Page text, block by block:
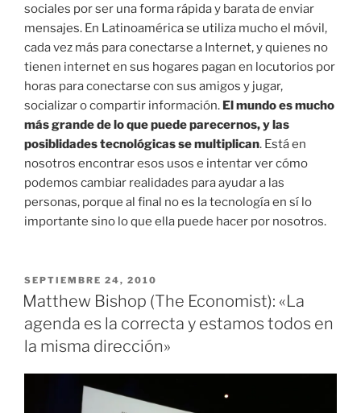
sociales por ser una forma rápida y barata de enviar
mensajes. En Latinoamérica se utiliza mucho el móvil,
cada vez más para conectarse a Internet, y quienes no
tienen internet en sus hogares pagan en locutorios por
horas para conectarse con sus amigos y jugar,
socializar o compartir información. El mundo es mucho
más grande de lo que puede parecernos, y las
posiblidades tecnológicas se multiplican. Está en
nosotros encontrar esos usos e intentar ver cómo
podemos cambiar realidades para ayudar a las
personas, porque al final no es la tecnología en sí lo
importante sino lo que ella puede hacer por nosotros.
PUBLICADO
EL
SEPTIEMBRE 24, 2010
Matthew Bishop (The Economist): «La
agenda es la correcta y estamos todos en
la misma dirección»